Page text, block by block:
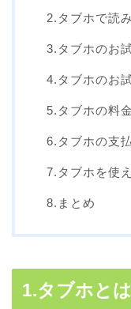
2.タブホで読
3.タブホのお
4.タブホのお
5.タブホの料
6.タブホの支
7.タブホを使
8.まとめ
1.タブホと